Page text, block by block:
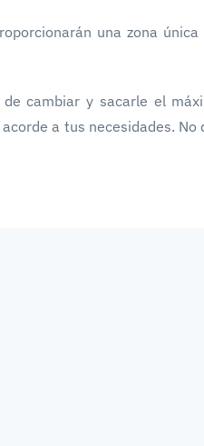
una zona
cambiar y sacarle el
a tus necesidades.